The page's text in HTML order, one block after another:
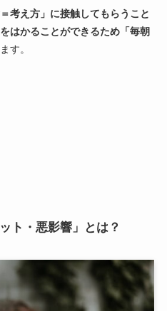
考え方」に接触してもらうこと
はかることができるため「毎朝
す。
ト・悪影響」とは？